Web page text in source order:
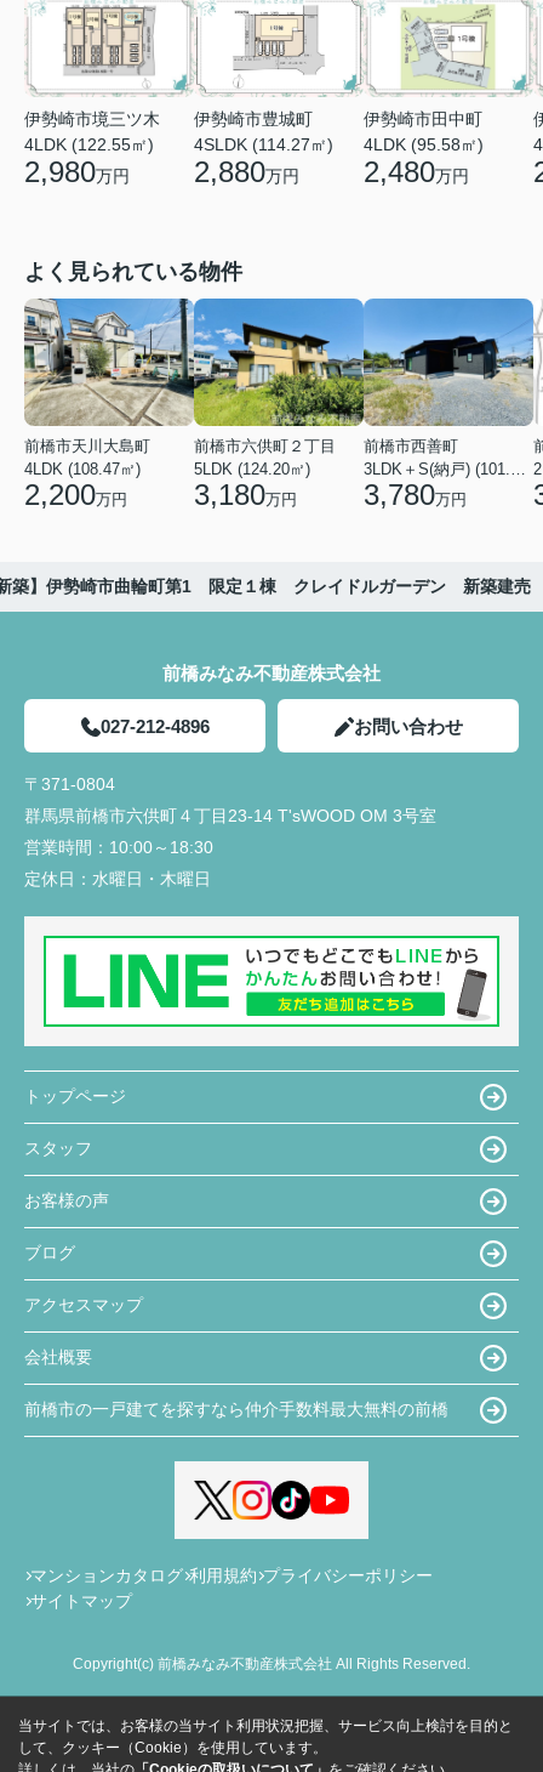
伊勢崎市境三ツ木
4LDK (122.55㎡)
2,980万円
伊勢崎市豊城町
4SLDK (114.27㎡)
2,880万円
伊勢崎市田中町
4LDK (95.58㎡)
2,480万円
よく見られている物件
前橋市天川大島町
4LDK (108.47㎡)
2,200万円
前橋市六供町２丁目
5LDK (124.20㎡)
3,180万円
前橋市西善町
3,780万円
築】伊勢崎市曲輪町第1 限定１棟 クレイドルガーデン 新築建売
前橋みなみ不動産株式会社
027-212-4896 お問い合わせ
〒371-0804
群馬県前橋市六供町４丁目23‐14 T'sWOOD OM 3号室
営業時間： 10:00～18:30
定休日： 水曜日・木曜日
トップページ
スタッフ
お客様の声
ブログ
アクセスマップ
会社概要
前橋市の一戸建てを探すなら仲介手数料最大無料の前橋
マンションカタログ 利用規約 プライバシーポリシー
サイトマップ
Copyright(c) 前橋みなみ不動産株式会社 All Rights Reserved.
当サイトでは、お客様の当サイト利用状況把握、サービス向上検討を目的と
して、クッキー（Cookie）を使用しています。